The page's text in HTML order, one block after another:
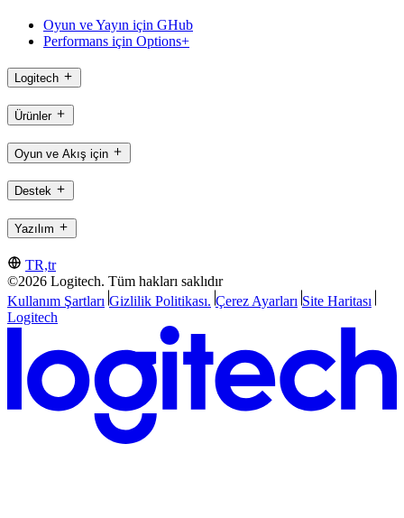
Oyun ve Yayın için GHub
Performans için Options+
Logitech
Ürünler
Oyun ve Akış için
Destek
Yazılım
TR,tr
©2026 Logitech. Tüm hakları saklıdır
Kullanım Şartları Gizlilik Politikası. Çerez Ayarları Site Haritası
Logitech